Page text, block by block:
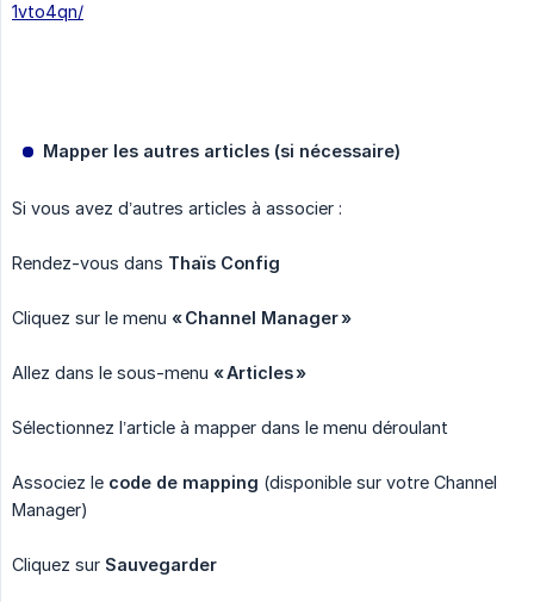
1vto4qn/
Mapper les autres articles (si nécessaire)
Si vous avez d’autres articles à associer :
Rendez-vous dans Thaïs Config
Cliquez sur le menu « Channel Manager »
Allez dans le sous-menu « Articles »
Sélectionnez l’article à mapper dans le menu déroulant
Associez le code de mapping (disponible sur votre Channel
Manager)
Cliquez sur Sauvegarder